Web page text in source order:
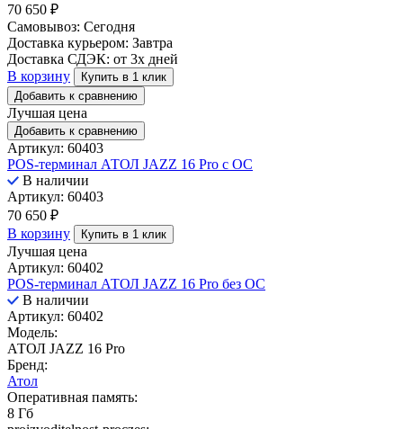
70 650 ₽
Самовывоз: Сегодня
Доставка курьером: Завтра
Доставка СДЭК: от 3х дней
В корзину
Купить в 1 клик
Добавить к сравнению
Лучшая цена
Добавить к сравнению
Артикул: 60403
POS-терминал АТОЛ JAZZ 16 Pro с ОС
В наличии
Артикул: 60403
70 650 ₽
В корзину
Купить в 1 клик
Лучшая цена
Артикул: 60402
POS-терминал АТОЛ JAZZ 16 Pro без ОС
В наличии
Артикул: 60402
Модель:
АТОЛ JAZZ 16 Pro
Бренд:
Атол
Оперативная память:
8 Гб